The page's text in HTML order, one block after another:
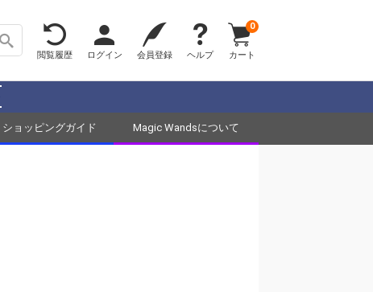
閲覧履歴 ログイン 会員登録 ヘルプ カート
0
ショッピングガイド Magic Wandsについて